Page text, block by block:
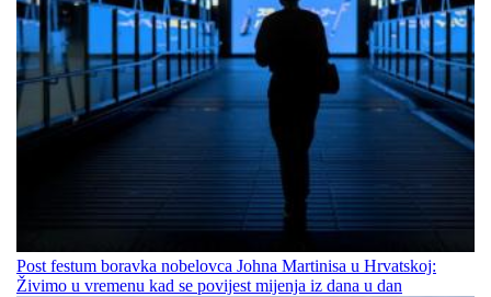
Post festum boravka nobelovca Johna Martinisa u Hrvatskoj:
Živimo u vremenu kad se povijest mijenja iz dana u dan